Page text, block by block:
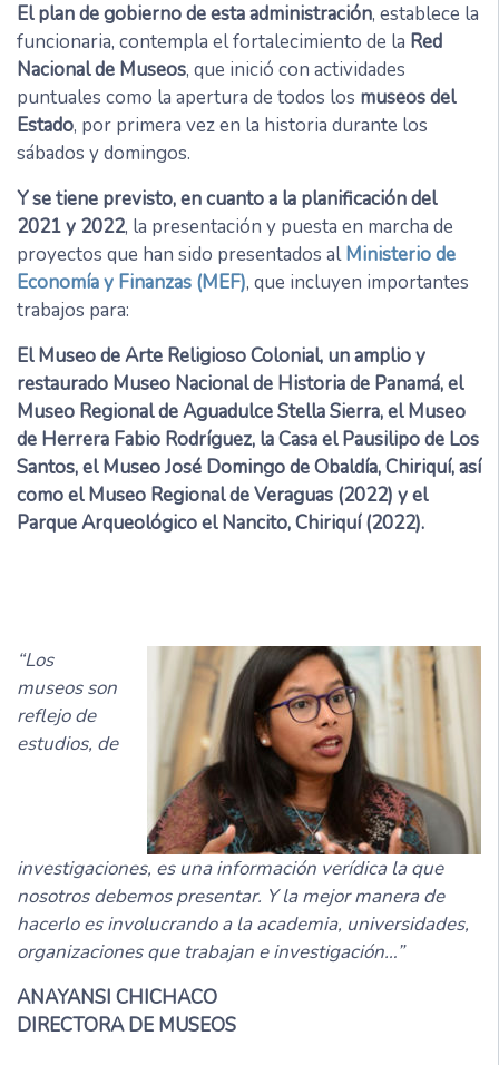
El plan de gobierno de esta administración, establece la
funcionaria, contempla el fortalecimiento de la Red
Nacional de Museos, que inició con actividades
puntuales como la apertura de todos los museos del
Estado, por primera vez en la historia durante los
sábados y domingos.
Y se tiene previsto, en cuanto a la planificación del
2021 y 2022, la presentación y puesta en marcha de
proyectos que han sido presentados alMinisterio de
Economía y Finanzas (MEF), que incluyen importantes
trabajos para:
El Museo de Arte Religioso Colonial, un amplio y
restaurado Museo Nacional de Historia de Panamá, el
Museo Regional de Aguadulce Stella Sierra, el Museo
de Herrera Fabio Rodríguez, la Casa el Pausilipo de Los
Santos, el Museo José Domingo de Obaldía, Chiriquí, así
como el Museo Regional de Veraguas (2022) y el
Parque Arqueológico el Nancito, Chiriquí (2022).
“Los
museos son
reflejo de
estudios, de
investigaciones, es una información verídica la que
nosotros debemos presentar. Y la mejor manera de
hacerlo es involucrando a la academia, universidades,
organizaciones que trabajan e investigación…”
ANAYANSI CHICHACO
DIRECTORA DE MUSEOS